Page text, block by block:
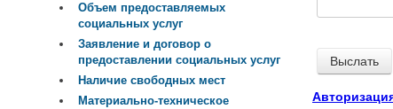
Объем предоставляемых
социальных услуг
Заявление и договор о
предоставлении социальных услуг
Наличие свободных мест
Материально-техническое